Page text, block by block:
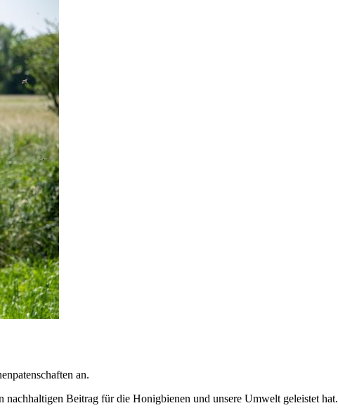
an.
nachhaltigen Beitrag für die Honigbienen und unsere Umwelt geleistet hat.